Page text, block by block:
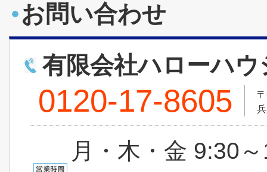
お問い合わせ
有限会社ハローハウ
0120-17-8605
月・木・金 9:30